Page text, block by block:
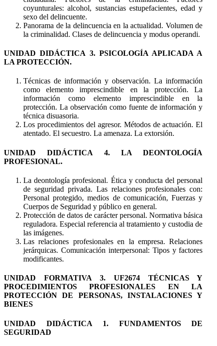
coyunturales: alcohol, sustancias estupefacientes, edad y
sexo del delincuente.
Panorama de la delincuencia en la actualidad. Volumen de
la criminalidad. Clases de delincuencia y modus operandi.
UNIDAD DIDÁCTICA 3. PSICOLOGÍA APLICADA A
LA PROTECCIÓN.
Técnicas de información y observación. La información
como elemento imprescindible en la protección. La
información como elemento imprescindible en la
protección. La observación como fuente de información y
técnica disuasoria.
Los procedimientos del agresor. Métodos de actuación. El
atentado. El secuestro. La amenaza. La extorsión.
UNIDAD DIDÁCTICA 4. LA DEONTOLOGÍA
PROFESIONAL.
La deontología profesional. Ética y conducta del personal
de seguridad privada. Las relaciones profesionales con:
Personal protegido, medios de comunicación, Fuerzas y
Cuerpos de Seguridad y público en general.
Protección de datos de carácter personal. Normativa básica
reguladora. Especial referencia al tratamiento y custodia de
las imágenes.
Las relaciones profesionales en la empresa. Relaciones
jerárquicas. Comunicación interpersonal: Tipos y factores
modificantes.
UNIDAD FORMATIVA 3. UF2674 TÉCNICAS Y
PROCEDIMIENTOS PROFESIONALES EN LA
PROTECCIÓN DE PERSONAS, INSTALACIONES Y
BIENES
UNIDAD DIDÁCTICA 1. FUNDAMENTOS DE
SEGURIDAD